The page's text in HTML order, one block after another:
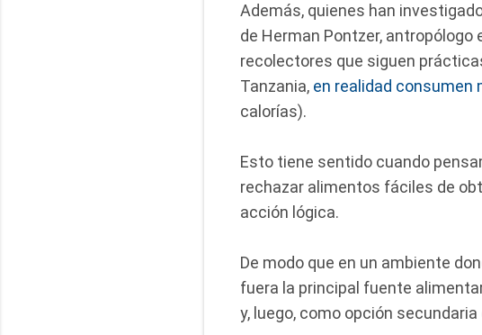
Además, quienes han
de Herman Pontzer,
recolectores que siguen
Tanzania, en realidad consumen
calorías).
Esto tiene sentido cuando
rechazar alimentos fáciles de
acción lógica.
De modo que en un ambiente
fuera la principal fuente
y, luego, como opción